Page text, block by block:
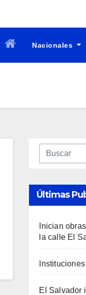
Nacionales
Últimas
Inician
la calle El
El Salvador